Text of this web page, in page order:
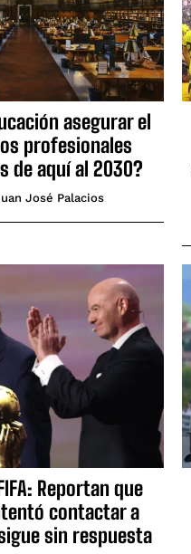
asegurar el
profesionales
de aquí al 2030?
José Palacios
Reportan que
contactar a
sin respuesta